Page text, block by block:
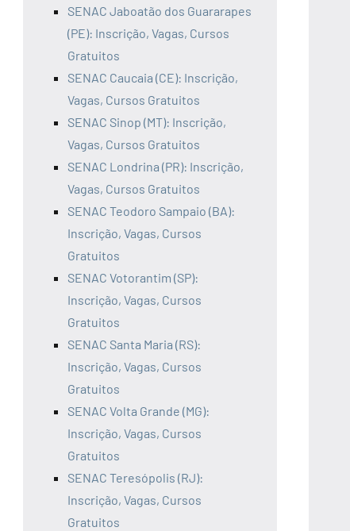
SENAC Jaboatão dos Guararapes
(PE): Inscrição, Vagas, Cursos
Gratuitos
SENAC Caucaia (CE): Inscrição,
Vagas, Cursos Gratuitos
SENAC Sinop (MT): Inscrição,
Vagas, Cursos Gratuitos
SENAC Londrina (PR): Inscrição,
Vagas, Cursos Gratuitos
SENAC Teodoro Sampaio (BA):
Inscrição, Vagas, Cursos
Gratuitos
SENAC Votorantim (SP):
Inscrição, Vagas, Cursos
Gratuitos
SENAC Santa Maria (RS):
Inscrição, Vagas, Cursos
Gratuitos
SENAC Volta Grande (MG):
Inscrição, Vagas, Cursos
Gratuitos
SENAC Teresópolis (RJ):
Inscrição, Vagas, Cursos
Gratuitos